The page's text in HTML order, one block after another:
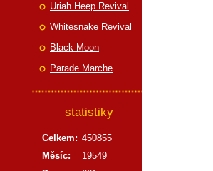
Uriah Heep Revival
Whitesnake Revival
Black Moon
Parade Marche
statistiky
Celkem: 450855
Měsíc:
19549